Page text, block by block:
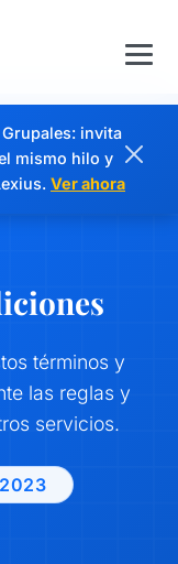
invita
mismo hilo y
Ver ahora
términos y
las reglas y
servicios.